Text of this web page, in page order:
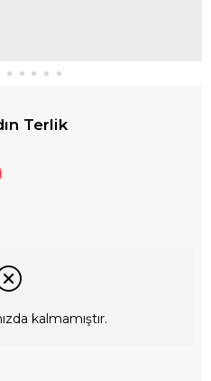
Terlik
kalmamıştır.